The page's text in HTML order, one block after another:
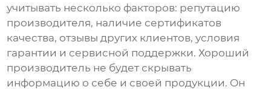
учитывать несколько факторов: репутацию
производителя, наличие сертификатов
качества, отзывы других клиентов, условия
гарантии и сервисной поддержки. Хороший
производитель не будет скрывать
информацию о себе и своей продукции. Он